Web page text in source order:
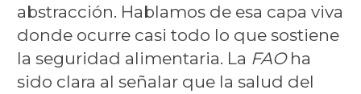
abstracción. Hablamos de esa capa viva
donde ocurre casi todo lo que sostiene
la seguridad alimentaria. La FAOha
sido clara al señalar que la salud del